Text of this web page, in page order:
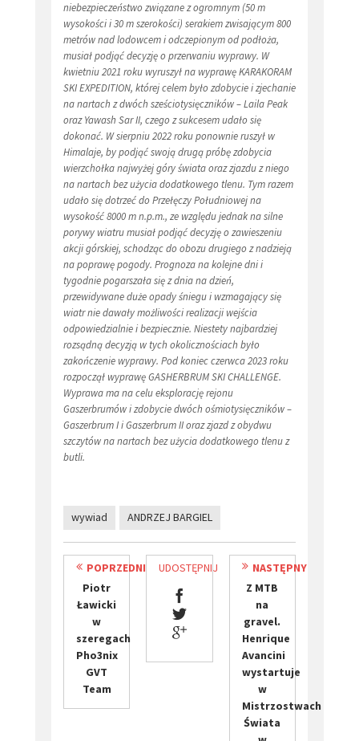
niebezpieczeństwo związane z ogromnym (50 m
wysokości i 30 m szerokości) serakiem zwisającym 800
metrów nad lodowcem i odczepionym od podłoża,
musiał podjąć decyzję o przerwaniu wyprawy. W
kwietniu 2021 roku wyruszył na wyprawę KARAKORAM
SKI EXPEDITION, której celem było zdobycie i zjechanie
na nartach z dwóch sześciotysięczników – Laila Peak
oraz Yawash Sar II, czego z sukcesem udało się
dokonać. W sierpniu 2022 roku ponownie ruszył w
Himalaje, by podjąć swoją drugą próbę zdobycia
wierzchołka najwyżej góry świata oraz zjazdu z niego
na nartach bez użycia dodatkowego tlenu. Tym razem
udało się dotrzeć do Przełęczy Południowej na
wysokość 8000 m n.p.m., ze względu jednak na silne
porywy wiatru musiał podjąć decyzję o zawieszeniu
akcji górskiej, schodząc do obozu drugiego z nadzieją
na poprawę pogody. Prognoza na kolejne dni i
tygodnie pogarszała się z dnia na dzień,
przewidywane duże opady śniegu i wzmagający się
wiatr nie dawały możliwości realizacji wejścia
odpowiedzialnie i bezpiecznie. Niestety najbardziej
rozsądną decyzją w tych okolicznościach było
zakończenie wyprawy. Pod koniec czerwca 2023 roku
rozpoczął wyprawę GASHERBRUM SKI CHALLENGE.
Wyprawa ma na celu eksplorację rejonu
Gaszerbrumów i zdobycie dwóch ośmiotysięczników –
Gaszerbrum I i Gaszerbrum II oraz zjazd z obydwu
szczytów na nartach bez użycia dodatkowego tlenu z
butli.
wywiad ANDRZEJ BARGIEL
POPRZEDNI
​Piotr
Ławicki
w
szeregach
Pho3nix
GVT
Team
UDOSTĘPNIJ
NASTĘPNY
Z MTB
na
gravel.
Henrique
Avancini
wystartuje
w
Mistrzostwach
Świata